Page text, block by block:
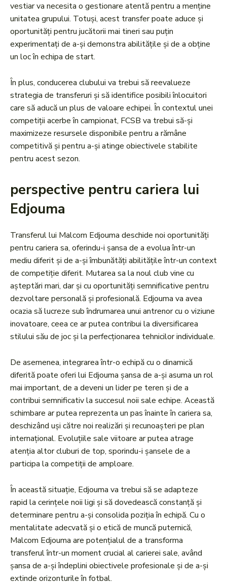
vestiar va necesita o gestionare atentă pentru a menține
unitatea grupului. Totuși, acest transfer poate aduce și
oportunități pentru jucătorii mai tineri sau puțin
experimentați de a-și demonstra abilitățile și de a obține
un loc în echipa de start.
În plus, conducerea clubului va trebui să reevalueze
strategia de transferuri și să identifice posibili înlocuitori
care să aducă un plus de valoare echipei. În contextul unei
competiții acerbe în campionat, FCSB va trebui să-și
maximizeze resursele disponibile pentru a rămâne
competitivă și pentru a-și atinge obiectivele stabilite
pentru acest sezon.
perspective pentru cariera lui
Edjouma
Transferul lui Malcom Edjouma deschide noi oportunități
pentru cariera sa, oferindu-i șansa de a evolua într-un
mediu diferit și de a-și îmbunătăți abilitățile într-un context
de competiție diferit. Mutarea sa la noul club vine cu
așteptări mari, dar și cu oportunități semnificative pentru
dezvoltare personală și profesională. Edjouma va avea
ocazia să lucreze sub îndrumarea unui antrenor cu o viziune
inovatoare, ceea ce ar putea contribui la diversificarea
stilului său de joc și la perfecționarea tehnicilor individuale.
De asemenea, integrarea într-o echipă cu o dinamică
diferită poate oferi lui Edjouma șansa de a-și asuma un rol
mai important, de a deveni un lider pe teren și de a
contribui semnificativ la succesul noii sale echipe. Această
schimbare ar putea reprezenta un pas înainte în cariera sa,
deschizând uși către noi realizări și recunoașteri pe plan
internațional. Evoluțiile sale viitoare ar putea atrage
atenția altor cluburi de top, sporindu-i șansele de a
participa la competiții de amploare.
În această situație, Edjouma va trebui să se adapteze
rapid la cerințele noii ligi și să dovedească constanță și
determinare pentru a-și consolida poziția în echipă. Cu o
mentalitate adecvată și o etică de muncă puternică,
Malcom Edjouma are potențialul de a transforma
transferul într-un moment crucial al carierei sale, având
șansa de a-și îndeplini obiectivele profesionale și de a-și
extinde orizonturile în fotbal.